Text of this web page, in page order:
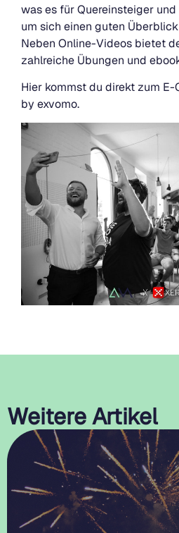
was es für Quereinsteiger
um sich einen guten
Neben Online-Videos bietet
zahlreiche Übungen und
Hier kommst du direkt zum E-
by exvomo.
Weitere Artikel